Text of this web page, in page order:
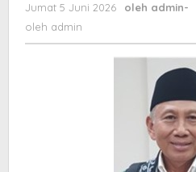
Jumat 5 Juni 2026 oleh admin-
oleh admin